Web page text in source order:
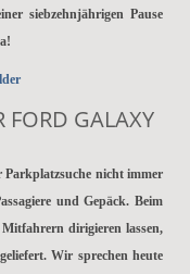
siebzehnjährigen Pause
FORD GALAXY
Parkplatzsuche nicht immer
und Gepäck. Beim
dirigieren lassen,
Wir sprechen heute